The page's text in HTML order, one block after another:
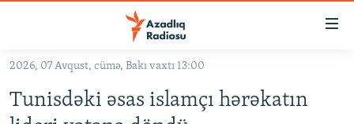
Əsas
qayıt
2026, 07 Avqust, cümə, Bakı vaxtı 13:00
Tunisdəki əsas islamçı hərəkatın